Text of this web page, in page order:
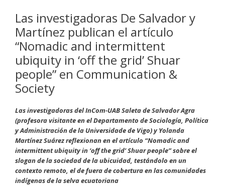
Las investigadoras De Salvador y
Martínez publican el artículo
“Nomadic and intermittent
ubiquity in ‘off the grid’ Shuar
people” en Communication &
Society
Las investigadoras del InCom-UAB Saleta de Salvador Agra
(profesora visitante en el Departamento de Sociología, Política
y Administración de la Universidade de Vigo) y Yolanda
Martínez Suárez reflexionan en el artículo “Nomadic and
intermittent ubiquity in ‘off the grid’ Shuar people” sobre el
slogande la sociedad de la ubicuidad, testándolo en un
contexto remoto, el de fuera de cobertura en las comunidades
indígenas de la selva ecuatoriana